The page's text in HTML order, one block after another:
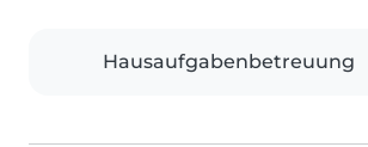
Hausaufgabenbetreuung